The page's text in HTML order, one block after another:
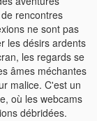
rencontres
ne sont pas
les désirs ardents
les regards se
âmes méchantes
malice. C'est un
où les webcams
débridées.